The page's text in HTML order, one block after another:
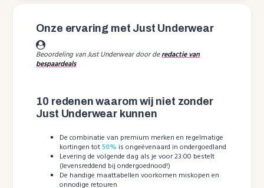
Onze ervaring met Just Underwear
Beoordeling van Just Underwear door deredactie van
bespaardeals
10 redenen waarom wij niet zonder
Just Underwear kunnen
De combinatie van premium merken en regelmatige
kortingen tot50% is ongeëvenaard in ondergoedland
Levering de volgende dag als je voor 23:00 bestelt
(levensreddend bij ondergoednood!)
De handige maattabellen voorkomen miskopen en
onnodige retouren